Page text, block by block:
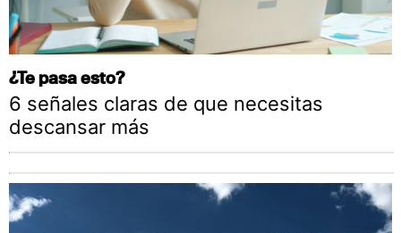
¿Te pasa esto?
6 señales claras de que necesitas
descansar más